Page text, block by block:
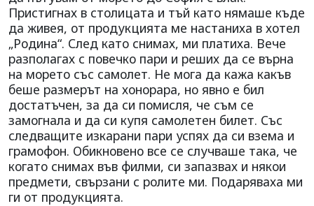
Пристигнах в столицата и тъй като нямаше къде
да живея, от продукцията ме настаниха в хотел
„Родина“. След като снимах, ми платиха. Вече
разполагах с повечко пари и реших да се върна
на морето със самолет. Не мога да кажа какъв
беше размерът на хонорара, но явно е бил
достатъчен, за да си помисля, че съм се
замогнала и да си купя самолетен билет. Със
следващите изкарани пари успях да си взема и
грамофон. Обикновено все се случваше така, че
когато снимах във филми, си запазвах и някои
предмети, свързани с ролите ми. Подаряваха ми
ги от продукцията.